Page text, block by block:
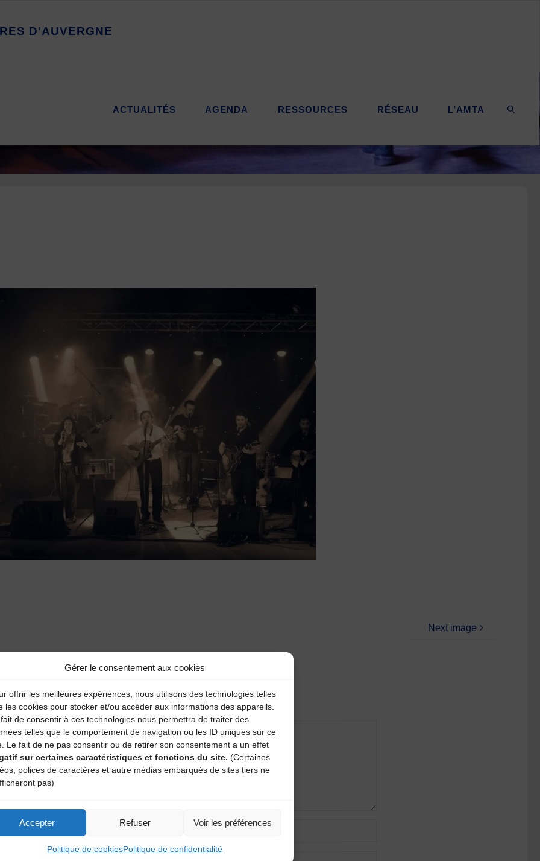
Gérer le consentement aux cookies
offrir les meilleures expériences, nous utilisons des technologies telles
les cookies pour stocker et/ou accéder aux informations des appareils.
de consentir à ces technologies nous permettra de traiter des
telles que le comportement de navigation ou les ID uniques sur ce
Le fait de ne pas consentir ou de retirer son consentement a un effet
sur certaines caractéristiques et fonctions du site. (Certaines
polices de caractères et autre médias embarqués de sites tiers ne
pas)
Accepter Refuser Voir les préférences
Politique de cookiesPolitique de confidentialité
ES D'AUVERGNE
ACTUALITÉS AGENDA RESSOURCES RÉSEAU L’AMTA
Next image
sont indiqués avec